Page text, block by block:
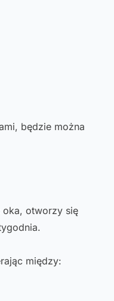
będzie można
oka, otworzy się
między: